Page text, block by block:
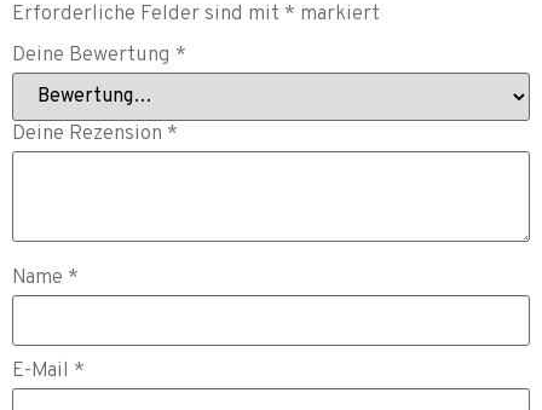
Erforderliche Felder sind mit * markiert
Deine Bewertung *
Deine Rezension *
Name *
E-Mail *